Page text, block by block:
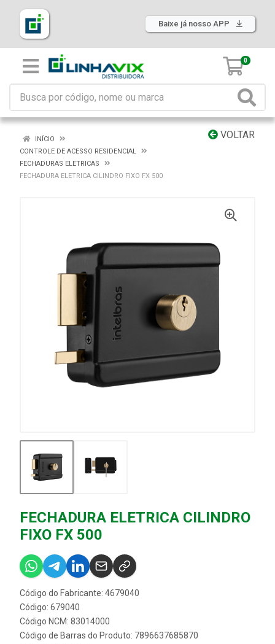
Baixe já nosso APP
0
VOLTAR
INÍCIO
CONTROLE DE ACESSO RESIDENCIAL
FECHADURAS ELETRICAS
FECHADURA ELETRICA CILINDRO FIXO FX 500
FECHADURA ELETRICA CILINDRO
FIXO FX 500
Código do Fabricante: 4679040
Código: 679040
Código NCM: 83014000
Código de Barras do Produto: 7896637685870